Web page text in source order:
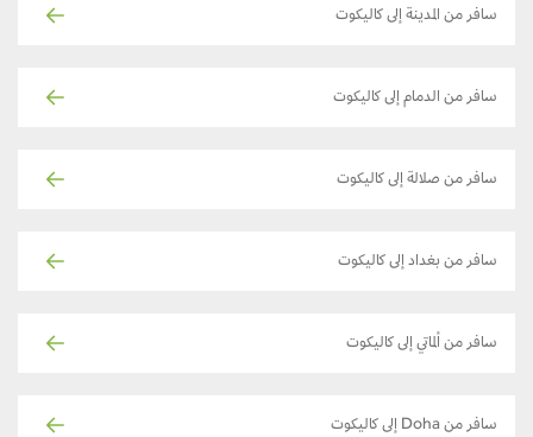
سافر من المدينة إلى كاليكوت
سافر من الدمام إلى كاليكوت
سافر من صلالة إلى كاليكوت
سافر من بغداد إلى كاليكوت
سافر من ألماتي إلى كاليكوت
سافر من Doha إلى كاليكوت